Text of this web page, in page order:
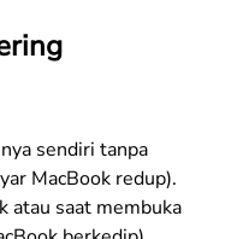
sendiri tanpa
MacBook redup).
atau saat membuka